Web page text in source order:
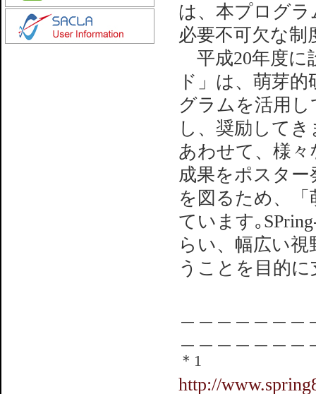
は、本プログ
必要不可欠な制
平成20年度に
ド」は、萌芽
グラムを活用
し、奨励して
あわせて、様々
成果をポスター
を図るため、
ています｡
らい、幅広い
うことを目的
＊1
http://